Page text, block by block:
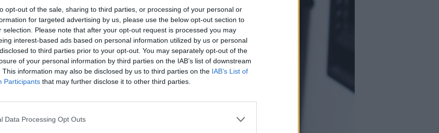
opt-out of the sale, sharing to third parties, or processing of your personal or
for targeted advertising by us, please use the below opt-out section to
selection. Please note that after your opt-out request is processed you may
interest-based ads based on personal information utilized by us or personal
to third parties prior to your opt-out. You may separately opt-out of the
of your personal information by third parties on the IAB’s list of downstream
This information may also be disclosed by us to third parties on the IAB’s List of
Participants that may further disclose it to other third parties.
Data Processing Opt Outs